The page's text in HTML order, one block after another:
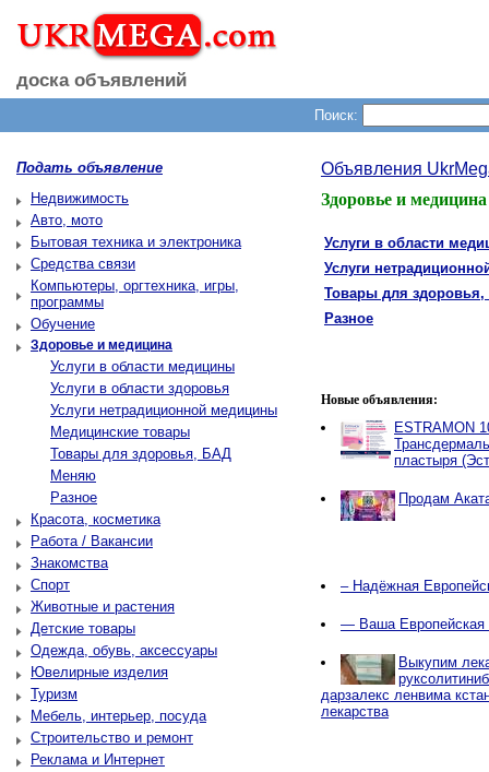
доска объявлений
Поиск:
Подать объявление
Недвижимость
Авто, мото
Бытовая техника и электроника
Средства связи
Компьютеры, оргтехника, игры,
программы
Обучение
Здоровье и медицина
Услуги в области медицины
Услуги в области здоровья
Услуги нетрадиционной медицины
Медицинские товары
Товары для здоровья, БАД
Меняю
Разное
Красота, косметика
Работа / Вакансии
Знакомства
Спорт
Животные и растения
Детские товары
Одежда, обувь, аксессуары
Ювелирные изделия
Туризм
Мебель, интерьер, посуда
Строительство и ремонт
Реклама и Интернет
Объявления
Здоровье и
Услуги в области
Услуги
Товары для
Разное
Новые объявления:
ESTRAMON
пластыря
Продам
– Надёжная
— Ваша Европейская
Выкупим
дарзалекс ленвима
лекарства